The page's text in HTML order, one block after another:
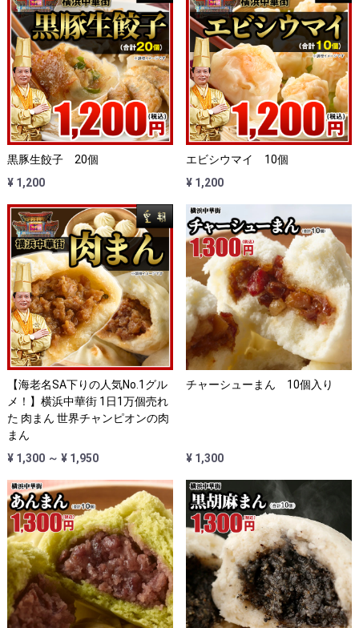
黒豚生餃子 20個
¥ 1,200
エビシウマイ 10個
¥ 1,200
【海老名SA下りの人気No.1グル
メ！】横浜中華街 1日1万個売れ
た 肉まん 世界チャンピオンの肉
まん
¥ 1,300 ～ ¥ 1,950
チャーシューまん 10個入り
¥ 1,300